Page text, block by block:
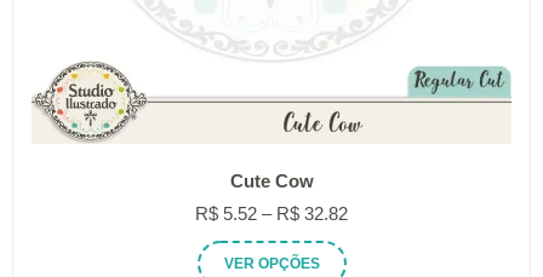
Cute Cow
R$ 5.52 – R$ 32.82Faixa
VER OPÇÕES